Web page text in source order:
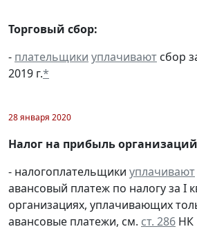
Торговый сбор:
- плательщики уплачивают сбор
2019 г.*
28 января 2020
Налог на прибыль
- налогоплательщики уплачивают
авансовый платеж по налогу за I
организациях, уплачивающих
авансовые платежи, см. ст. 286 НК